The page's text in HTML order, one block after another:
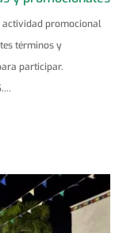
actividad promocional
términos y
participar.